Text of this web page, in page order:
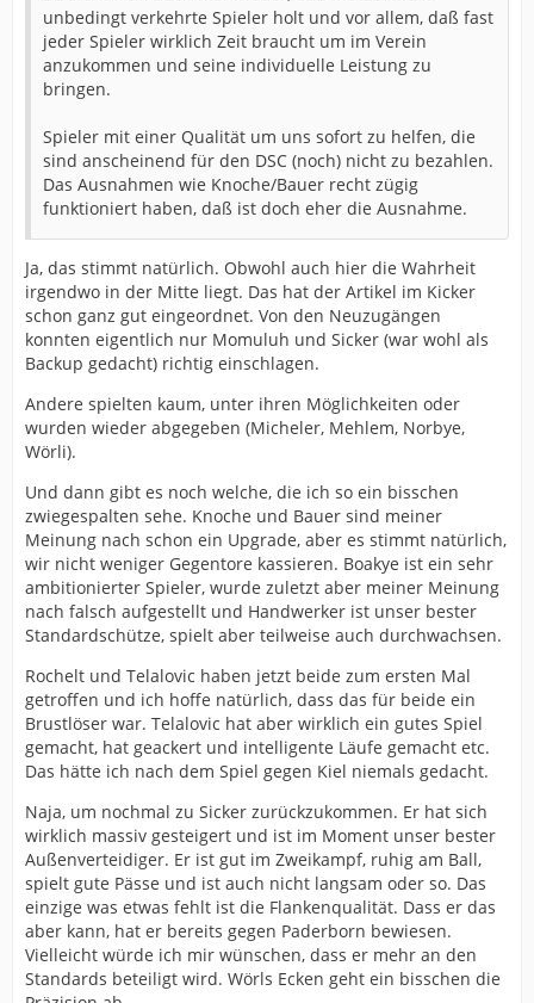
unbedingt verkehrte Spieler holt und vor allem, daß fast
jeder Spieler wirklich Zeit braucht um im Verein
anzukommen und seine individuelle Leistung zu
bringen.
Spieler mit einer Qualität um uns sofort zu helfen, die
sind anscheinend für den DSC (noch) nicht zu bezahlen.
Das Ausnahmen wie Knoche/Bauer recht zügig
funktioniert haben, daß ist doch eher die Ausnahme.
Ja, das stimmt natürlich. Obwohl auch hier die Wahrheit
irgendwo in der Mitte liegt. Das hat der Artikel im Kicker
schon ganz gut eingeordnet. Von den Neuzugängen
konnten eigentlich nur Momuluh und Sicker (war wohl als
Backup gedacht) richtig einschlagen.
Andere spielten kaum, unter ihren Möglichkeiten oder
wurden wieder abgegeben (Micheler, Mehlem, Norbye,
Wörli).
Und dann gibt es noch welche, die ich so ein bisschen
zwiegespalten sehe. Knoche und Bauer sind meiner
Meinung nach schon ein Upgrade, aber es stimmt natürlich,
wir nicht weniger Gegentore kassieren. Boakye ist ein sehr
ambitionierter Spieler, wurde zuletzt aber meiner Meinung
nach falsch aufgestellt und Handwerker ist unser bester
Standardschütze, spielt aber teilweise auch durchwachsen.
Rochelt und Telalovic haben jetzt beide zum ersten Mal
getroffen und ich hoffe natürlich, dass das für beide ein
Brustlöser war. Telalovic hat aber wirklich ein gutes Spiel
gemacht, hat geackert und intelligente Läufe gemacht etc.
Das hätte ich nach dem Spiel gegen Kiel niemals gedacht.
Naja, um nochmal zu Sicker zurückzukommen. Er hat sich
wirklich massiv gesteigert und ist im Moment unser bester
Außenverteidiger. Er ist gut im Zweikampf, ruhig am Ball,
spielt gute Pässe und ist auch nicht langsam oder so. Das
einzige was etwas fehlt ist die Flankenqualität. Dass er das
aber kann, hat er bereits gegen Paderborn bewiesen.
Vielleicht würde ich mir wünschen, dass er mehr an den
Standards beteiligt wird. Wörls Ecken geht ein bisschen die